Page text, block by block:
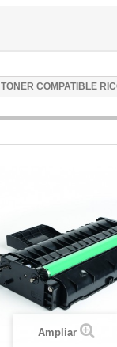
TONER COMPATIBLE
Ampliar